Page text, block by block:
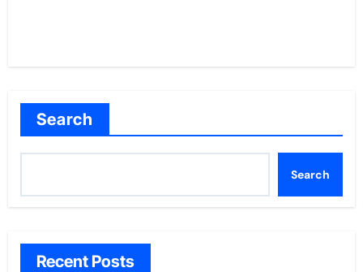
Search
Search
Recent Posts